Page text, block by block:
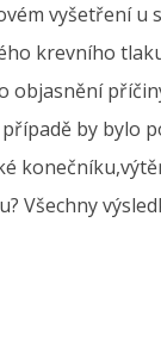
vyšetření
krevního
objasnění
by bylo
Všechny